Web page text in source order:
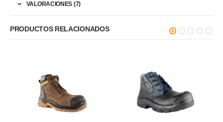
VALORACIONES (7)
PRODUCTOS RELACIONADOS